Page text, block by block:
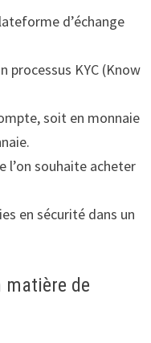
d’échange
processus KYC (Know
soit en monnaie
l’on souhaite acheter
en sécurité dans un
matière de